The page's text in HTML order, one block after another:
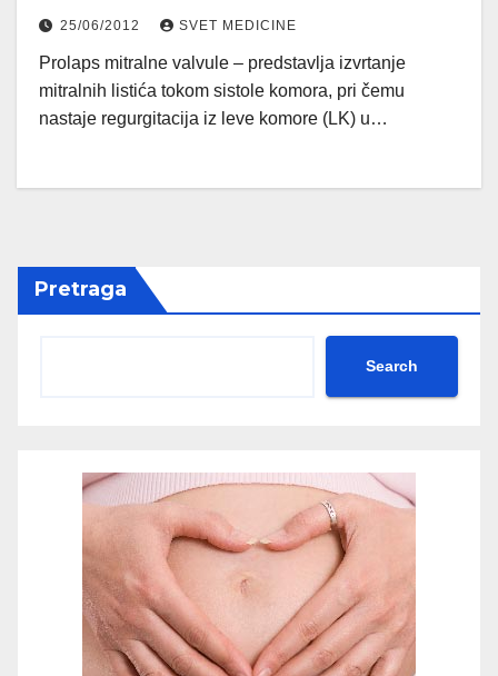
25/06/2012 SVET MEDICINE
Prolaps mitralne valvule – predstavlja izvrtanje
mitralnih listića tokom sistole komora, pri čemu
nastaje regurgitacija iz leve komore (LK) u…
Pretraga
Search